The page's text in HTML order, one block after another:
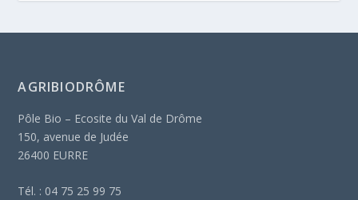
AGRIBIODRÔME
Pôle Bio – Ecosite du Val de Drôme
150, avenue de Judée
26400 EURRE
Tél. : 04 75 25 99 75